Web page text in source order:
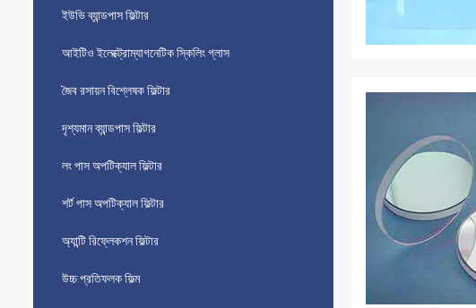
ইউভি ব্যান্ডপাস ফিল্টার
আইটিও ইলেক্ট্রোম্যাগনেটিক স্কিলিং গ্লাস
জৈব রসায়ন বিশ্লেষক ফিল্টার
দৃশ্যমান ব্যান্ডপাস ফিল্টার
লং পাস অপটিক্যাল ফিল্টার
শর্ট পাস অপটিক্যাল ফিল্টার
অ্যান্টি রিফ্লেকশন ফিল্টার
উচ্চ প্রতিফলক ফিল্ম